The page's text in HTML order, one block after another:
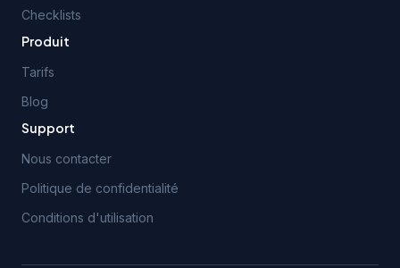
Checklists
Produit
Tarifs
Blog
Support
Nous contacter
Politique de confidentialité
Conditions d'utilisation